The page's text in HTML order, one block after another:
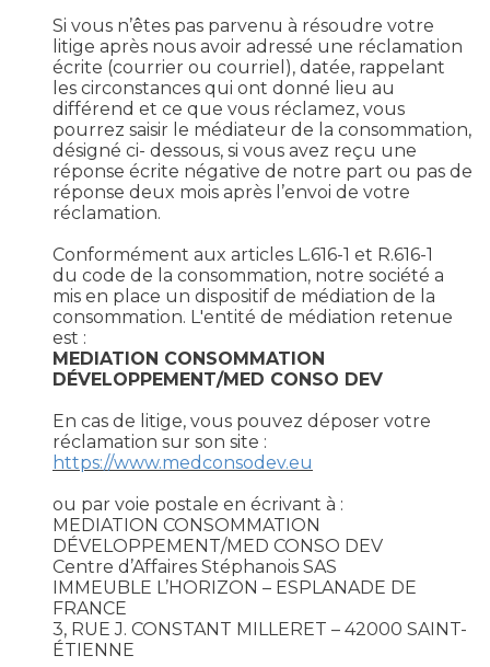
Si vous n’êtes pas parvenu à résoudre votre
litige après nous avoir adressé une réclamation
écrite (courrier ou courriel), datée, rappelant
les circonstances qui ont donné lieu au
différend et ce que vous réclamez, vous
pourrez saisir le médiateur de la consommation,
désigné ci- dessous, si vous avez reçu une
réponse écrite négative de notre part ou pas de
réponse deux mois après l’envoi de votre
réclamation.
Conformément aux articles L.616-1 et R.616-1
du code de la consommation, notre société a
mis en place un dispositif de médiation de la
consommation. L'entité de médiation retenue
est :
MEDIATION CONSOMMATION
DÉVELOPPEMENT/MED CONSO DEV
En cas de litige, vous pouvez déposer votre
réclamation sur son site :
https://www.medconsodev.eu
ou par voie postale en écrivant à :
MEDIATION CONSOMMATION
DÉVELOPPEMENT/MED CONSO DEV
Centre d’Affaires Stéphanois SAS
IMMEUBLE L’HORIZON – ESPLANADE DE
FRANCE
3, RUE J. CONSTANT MILLERET – 42000 SAINT-
ÉTIENNE